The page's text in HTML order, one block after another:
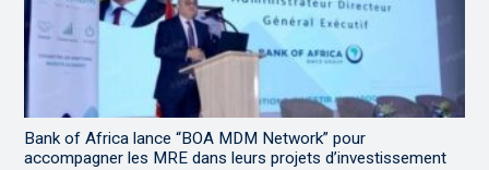
Bank of Africa lance “BOA MDM Network” pour
accompagner les MRE dans leurs projets d’investissement